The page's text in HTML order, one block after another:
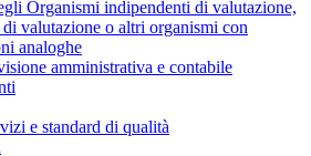
Organismi indipendenti di valutazione,
valutazione o altri organismi con
analoghe
amministrativa e contabile
e standard di qualità